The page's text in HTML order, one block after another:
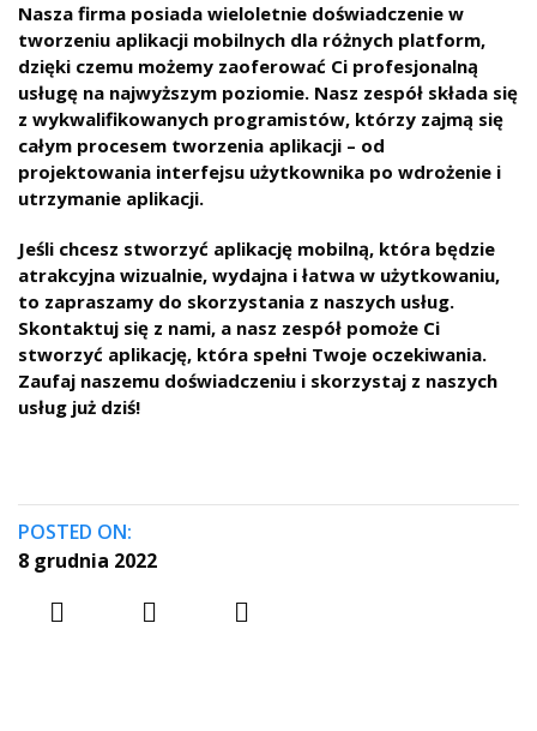
Nasza firma posiada wieloletnie doświadczenie w
tworzeniu aplikacji mobilnych dla różnych platform,
dzięki czemu możemy zaoferować Ci profesjonalną
usługę na najwyższym poziomie. Nasz zespół składa się
z wykwalifikowanych programistów, którzy zajmą się
całym procesem tworzenia aplikacji – od
projektowania interfejsu użytkownika po wdrożenie i
utrzymanie aplikacji.
Jeśli chcesz stworzyć aplikację mobilną, która będzie
atrakcyjna wizualnie, wydajna i łatwa w użytkowaniu,
to zapraszamy do skorzystania z naszych usług.
Skontaktuj się z nami, a nasz zespół pomoże Ci
stworzyć aplikację, która spełni Twoje oczekiwania.
Zaufaj naszemu doświadczeniu i skorzystaj z naszych
usług już dziś!
POSTED ON:
8 grudnia 2022